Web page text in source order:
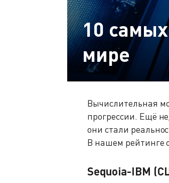
10
мире
Вычислительная
прогрессии. Ещё
они стали
В нашем рейтинге
Sequoia-IBM